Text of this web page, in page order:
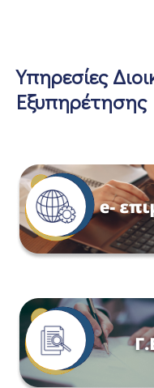
Υπηρεσίες
Εξυπηρέτησης